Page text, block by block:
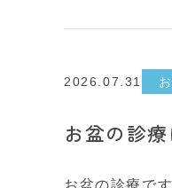
2026.07.31
お盆の診
お盆の診療で